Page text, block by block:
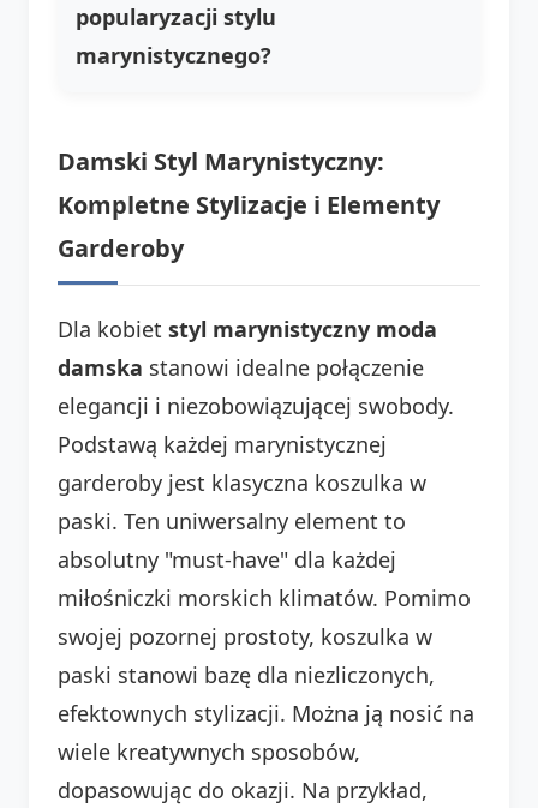
popularyzacji stylu
marynistycznego?
Damski Styl Marynistyczny:
Kompletne Stylizacje i Elementy
Garderoby
Dla kobiet styl marynistyczny moda
damska stanowi idealne połączenie
elegancji i niezobowiązującej swobody.
Podstawą każdej marynistycznej
garderoby jest klasyczna koszulka w
paski. Ten uniwersalny element to
absolutny "must-have" dla każdej
miłośniczki morskich klimatów. Pomimo
swojej pozornej prostoty, koszulka w
paski stanowi bazę dla niezliczonych,
efektownych stylizacji. Można ją nosić na
wiele kreatywnych sposobów,
dopasowując do okazji. Na przykład,